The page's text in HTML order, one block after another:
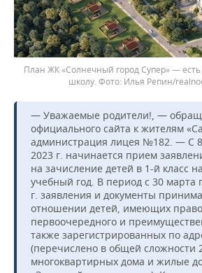
План ЖК «Солнечный город Супер» — есть
школу.
Илья Репин/
— Уважаемые родители!, —
официального сайта к жителям
администрация лицея №182. — С
2023 г. начинается прием
на зачисление детей в 1-й класс
учебный год. В период с 30 марта
г. заявления и документы
отношении детей, имеющих право
первоочередного и
также зарегистрированных по
(перечислено в общей сложности
многоквартирных дома и жилые